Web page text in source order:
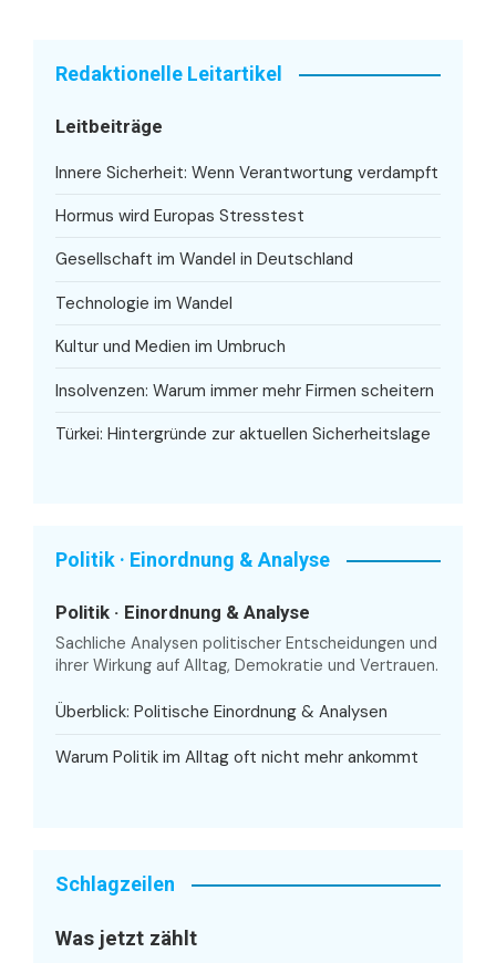
Redaktionelle Leitartikel
Leitbeiträge
Innere Sicherheit: Wenn Verantwortung verdampft
Hormus wird Europas Stresstest
Gesellschaft im Wandel in Deutschland
Technologie im Wandel
Kultur und Medien im Umbruch
Insolvenzen: Warum immer mehr Firmen scheitern
Türkei: Hintergründe zur aktuellen Sicherheitslage
Politik · Einordnung & Analyse
Politik · Einordnung & Analyse
Sachliche Analysen politischer Entscheidungen und
ihrer Wirkung auf Alltag, Demokratie und Vertrauen.
Überblick: Politische Einordnung & Analysen
Warum Politik im Alltag oft nicht mehr ankommt
Schlagzeilen
Was jetzt zählt